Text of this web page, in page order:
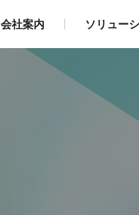
会社案内 ソリュー